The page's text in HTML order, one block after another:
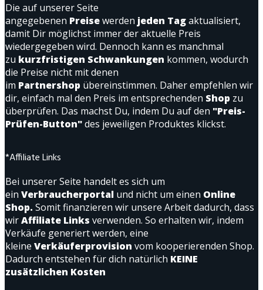
Die auf unserer Seite
angegebenen Preisewerden jeden Tagaktualisiert,
damit Dir möglichst immer der aktuelle Preis
wiedergegeben wird. Dennoch kann es manchmal
zu kurzfristigen Schwankungen kommen, wodurch
die Preise nicht mit denen
im Partnershop übereinstimmen. Daher empfehlen wir
dir, einfach mal den Preis im entsprechenden Shop zu
überprüfen. Das machst Du, indem Du auf den "Preis-
Prüfen-Button"des jeweiligen Produktes klickst.
*Affiliate Links
Bei unserer Seite handelt es sich um
ein Verbraucherportal und nicht um einen Online
Shop. Somit finanzieren wir unsere Arbeit dadurch, dass
wirAffiliate Links verwenden. So erhalten wir, indem
Verkäufe generiert werden, eine
kleine Verkäuferprovision vom kooperierenden Shop.
Dadurch entstehen für dich natürlich KEINE
zusätzlichen Kosten